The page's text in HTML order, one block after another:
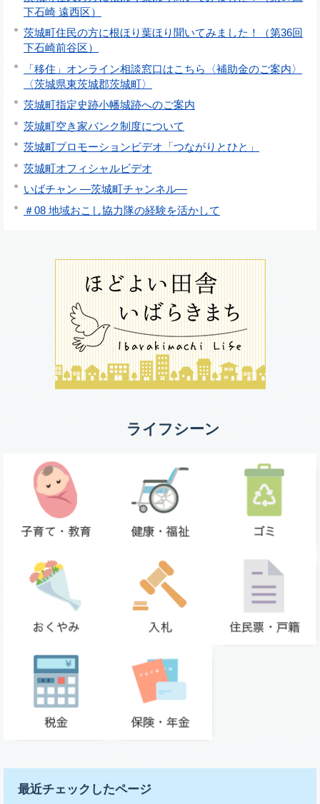
下石崎 遠西区）
茨城町住民の方に根ほり葉ほり聞いてみました！（第36回
下石崎前谷区）
「移住」オンライン相談窓口はこちら〈補助金のご案内〉
〈茨城県東茨城郡茨城町〉
茨城町指定史跡小幡城跡へのご案内
茨城町空き家バンク制度について
茨城町プロモーションビデオ「つながりとひと」
茨城町オフィシャルビデオ
いばチャン ―茨城町チャンネル―
＃08 地域おこし協力隊の経験を活かして
ライフシーン
最近チェックしたページ